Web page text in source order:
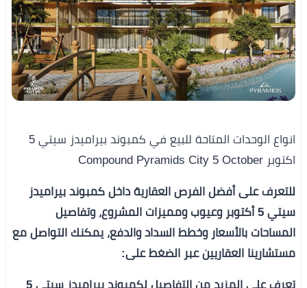
انواع الوحدات المتاحة للبيع في كمبوند بيراميدز سيتي 5
اكتوبر Compound Pyramids City 5 October
للتعرف على أفضل الفرص العقارية داخل كمبوند بيراميدز
سيتي 5 أكتوبر وعيوب ومميزات المشروع، وتفاصيل
المساحات بالأسعار وخطط السداد والدفع، يمكنك التواصل مع
مستشارينا العقاريين عبر الضغط على:
تعرف على المزيد من التفاصيل لكمبوند بيراميدز سيتي 5